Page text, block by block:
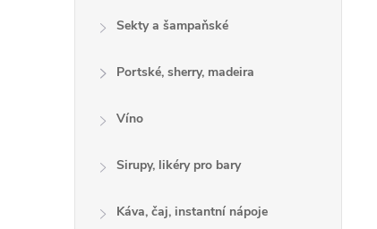
Sekty a šampaňské
Portské, sherry, madeira
Víno
Sirupy, likéry pro bary
Káva, čaj, instantní nápoje